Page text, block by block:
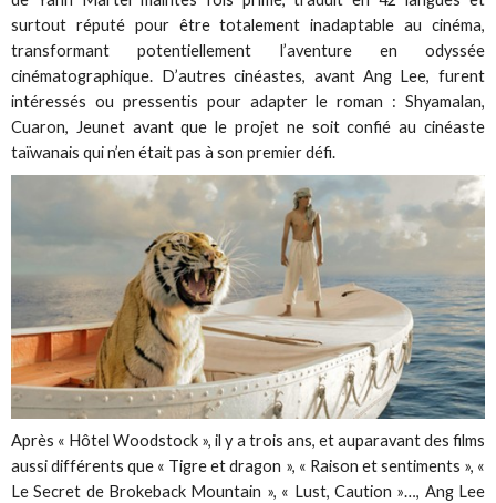
surtout réputé pour être totalement inadaptable au cinéma,
transformant potentiellement l’aventure en odyssée
cinématographique. D’autres cinéastes, avant Ang Lee, furent
intéressés ou pressentis pour adapter le roman : Shyamalan,
Cuaron, Jeunet avant que le projet ne soit confié au cinéaste
taïwanais qui n’en était pas à son premier défi.
Après « Hôtel Woodstock », il y a trois ans, et auparavant des films
aussi différents que « Tigre et dragon », « Raison et sentiments », «
Le Secret de Brokeback Mountain », « Lust, Caution »…, Ang Lee